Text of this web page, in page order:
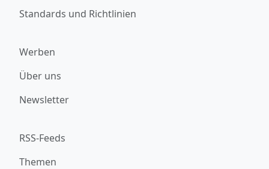
Standards und Richtlinien
Werben
Über uns
Newsletter
RSS-Feeds
Themen